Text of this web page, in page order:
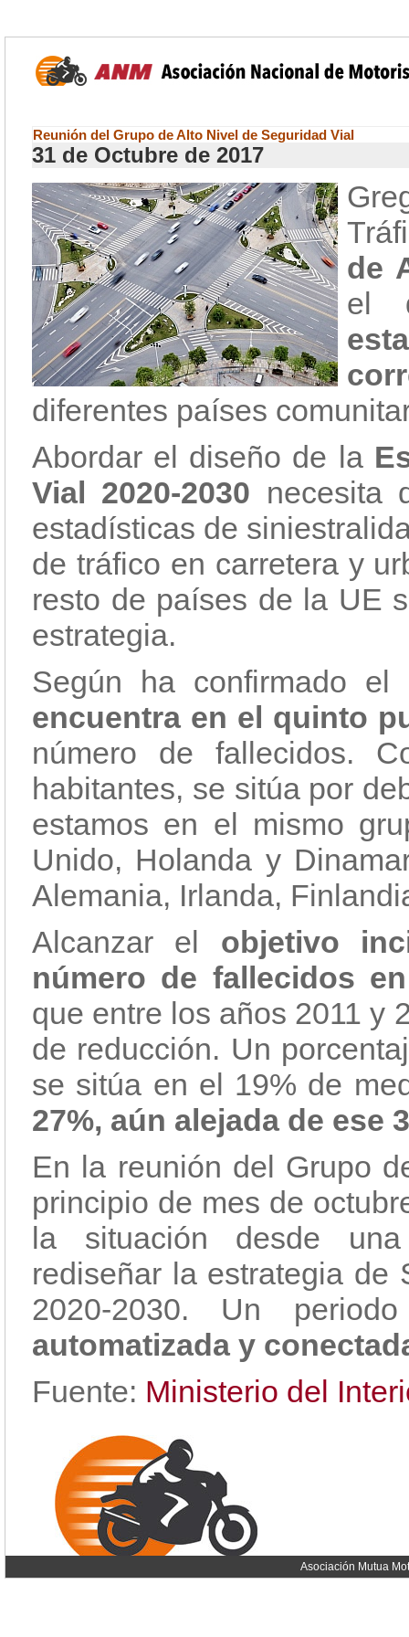
Reunión del Grupo de Alto Nivel de Seguridad Vial
31 de Octubre de 2017
de
el
diferentes países
Abordar el diseño de la
Vial 2020-2030 necesita
estadísticas de
de tráfico en carretera y
resto de países de la UE
estrategia.
Según ha confirmado
encuentra en el quinto
número de fallecidos.
habitantes, se sitúa por
estamos en el mismo
Unido, Holanda y
Alemania, Irlanda,
Alcanzar el objetivo
número de fallecidos
que entre los años 2011 y
de reducción. Un
se sitúa en el 19% de
27%, aún alejada de ese
En la reunión del Grupo
principio de mes de
la situación desde una
rediseñar la estrategia de
2020-2030. Un
automatizada y
Fuente: Ministerio del
Asociación Mutua